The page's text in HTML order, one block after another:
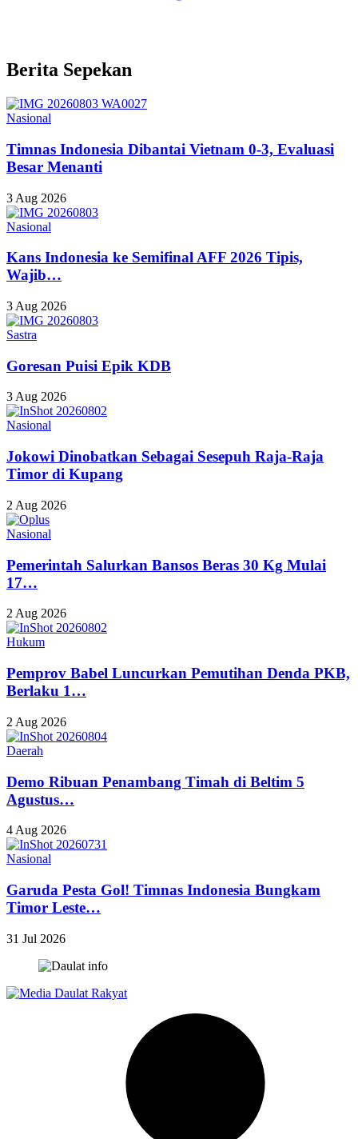
Berita Sepekan
Nasional
Timnas Indonesia Dibantai Vietnam 0-3, Evaluasi
Besar Menanti
3 Aug 2026
Nasional
Kans Indonesia ke Semifinal AFF 2026 Tipis,
Wajib…
3 Aug 2026
Sastra
Goresan Puisi Epik KDB
3 Aug 2026
Nasional
Jokowi Dinobatkan Sebagai Sesepuh Raja-Raja
Timor di Kupang
2 Aug 2026
Nasional
Pemerintah Salurkan Bansos Beras 30 Kg Mulai
17…
2 Aug 2026
Hukum
Pemprov Babel Luncurkan Pemutihan Denda PKB,
Berlaku 1…
2 Aug 2026
Daerah
Demo Ribuan Penambang Timah di Beltim 5
Agustus…
4 Aug 2026
Nasional
Garuda Pesta Gol! Timnas Indonesia Bungkam
Timor Leste…
31 Jul 2026